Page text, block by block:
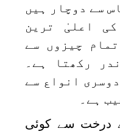
سے دوچار ہیں
اعلیٰ ترین
چیزوں سے
رکھتا ہے۔
انواع سے
ہے۔
درخت سے کوئی